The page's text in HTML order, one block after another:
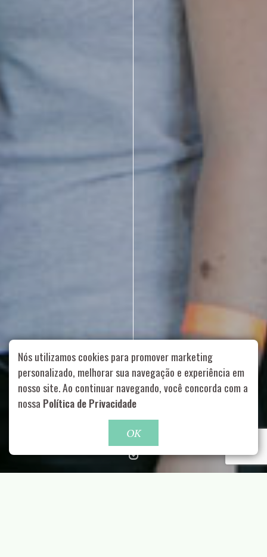
Rua Aurélia, 1714 – Vila Romana, São Paulo – SP | 55 11
99178-5848 | contato@nucleofood.com
Role para continar
Nós utilizamos cookies para promover marketing
personalizado, melhorar sua navegação e experiência em
nosso site. Ao continuar navegando, você concorda com a
nossa Política de Privacidade
OK